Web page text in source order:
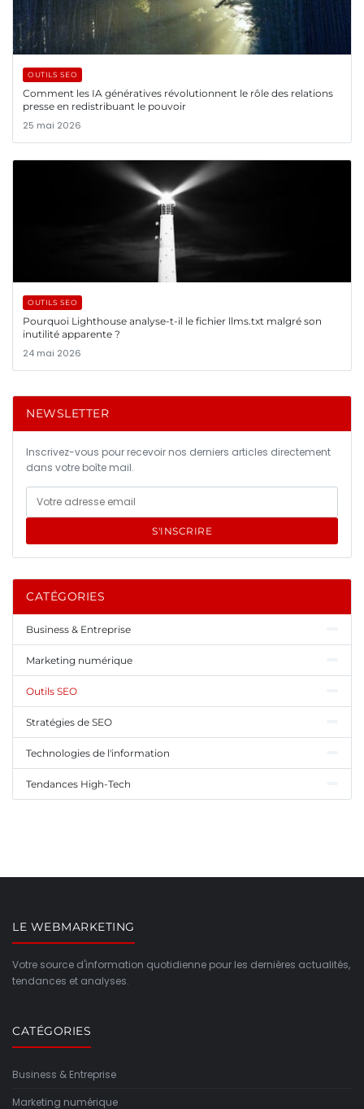
OUTILS SEO
Comment les IA génératives révolutionnent le rôle des relations
presse en redistribuant le pouvoir
25 mai 2026
OUTILS SEO
Pourquoi Lighthouse analyse-t-il le fichier llms.txt malgré son
inutilité apparente ?
24 mai 2026
NEWSLETTER
Inscrivez-vous pour recevoir nos derniers articles directement
dans votre boîte mail.
S'INSCRIRE
CATÉGORIES
Business & Entreprise
Marketing numérique
Outils SEO
Stratégies de SEO
Technologies de l'information
Tendances High-Tech
LE WEBMARKETING
Votre source d'information quotidienne pour les dernières actualités,
tendances et analyses.
CATÉGORIES
Business & Entreprise
Marketing numérique